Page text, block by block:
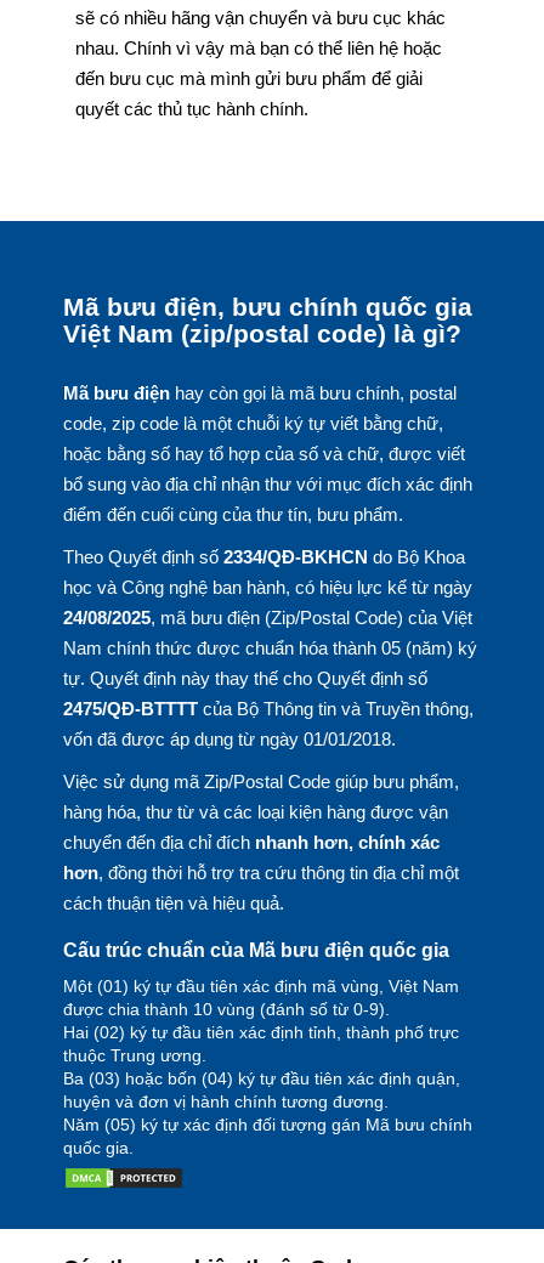
sẽ có nhiều hãng vận chuyển và bưu cục khác
nhau. Chính vì vậy mà bạn có thể liên hệ hoặc
đến bưu cục mà mình gửi bưu phẩm để giải
quyết các thủ tục hành chính.
Mã bưu điện, bưu chính quốc gia
Việt Nam (zip/postal code) là gì?
Mã bưu điệnhay còn gọi là mã bưu chính, postal
code, zip code là một chuỗi ký tự viết bằng chữ,
hoặc bằng số hay tổ hợp của số và chữ, được viết
bổ sung vào địa chỉ nhận thư với mục đích xác định
điểm đến cuối cùng của thư tín, bưu phẩm.
Theo Quyết định số 2334/QĐ-BKHCN do Bộ Khoa
học và Công nghệ ban hành, có hiệu lực kể từ ngày
24/08/2025, mã bưu điện (Zip/Postal Code) của Việt
Nam chính thức được chuẩn hóa thành 05 (năm) ký
tự. Quyết định này thay thế cho Quyết định số
2475/QĐ-BTTTTcủa Bộ Thông tin và Truyền thông,
vốn đã được áp dụng từ ngày 01/01/2018.
Việc sử dụng mã Zip/Postal Code giúp bưu phẩm,
hàng hóa, thư từ và các loại kiện hàng được vận
chuyển đến địa chỉ đích nhanh hơn, chính xác
hơn, đồng thời hỗ trợ tra cứu thông tin địa chỉ một
cách thuận tiện và hiệu quả.
Cấu trúc chuẩn của Mã bưu điện quốc gia
Một (01) ký tự đầu tiên xác định mã vùng, Việt Nam
được chia thành 10 vùng (đánh số từ 0-9).
Hai (02) ký tự đầu tiên xác định tỉnh, thành phố trực
thuộc Trung ương.
Ba (03) hoặc bốn (04) ký tự đầu tiên xác định quận,
huyện và đơn vị hành chính tương đương.
Năm (05) ký tự xác định đối tượng gán Mã bưu chính
quốc gia.